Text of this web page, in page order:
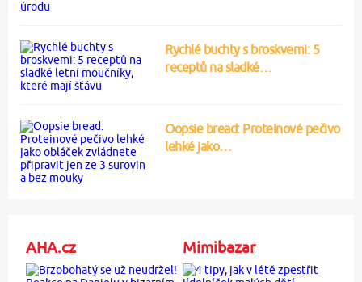
Rychlé buchty s broskvemi: 5
receptů na sladké…
Oopsie bread: Proteinové pečivo
lehké jako…
AHA.cz Mimibazar